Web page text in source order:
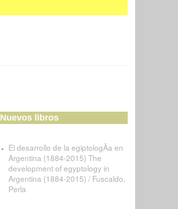
Nuevos libros
El desarrollo de la egiptologÃ­a en
Argentina (1884-2015) The
development of egyptology in
Argentina (1884-2015) / Fuscaldo,
Perla